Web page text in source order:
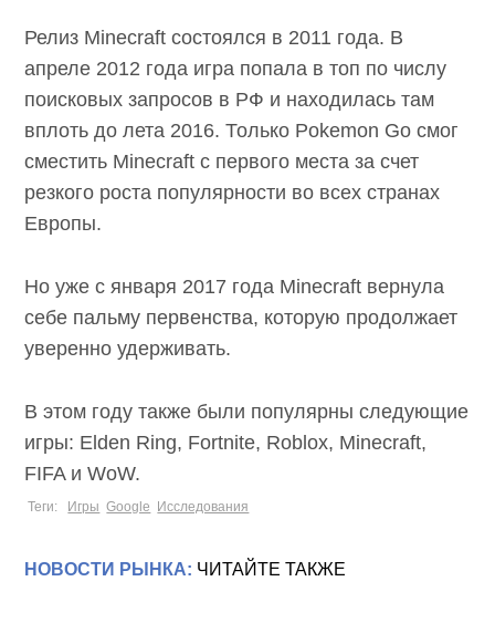
Релиз Minecraft состоялся в 2011 года. В
апреле 2012 года игра попала в топ по числу
поисковых запросов в РФ и находилась там
вплоть до лета 2016. Только Pokemon Go
смог сместить Minecraft с первого места за
счет резкого роста популярности во всех
странах Европы.
Но уже с января 2017 года Minecraft вернула
себе пальму первенства, которую
продолжает уверенно удерживать.
В этом году также были популярны
следующие игры: Elden Ring, Fortnite, Roblox,
Minecraft, FIFA и WoW.
Теги: Игры Google Исследования
НОВОСТИ РЫНКА:ЧИТАЙТЕ ТАКЖЕ